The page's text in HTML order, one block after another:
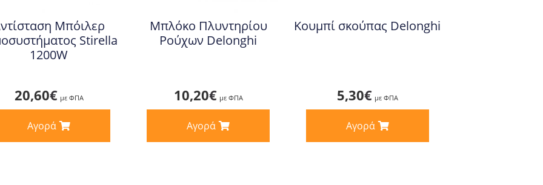
Μπόιλερ
Stirella
1200W
20,60€ με ΦΠΑ
Αγορά
Μπλόκο Πλυντηρίου
Ρούχων Delonghi
10,20€ με ΦΠΑ
Αγορά
Κουμπί σκούπας Delonghi
5,30€ με ΦΠΑ
Αγορά